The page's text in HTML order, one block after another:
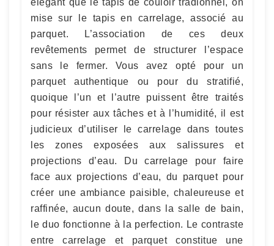
élégant que le tapis de couloir tradionnel, on
mise sur le tapis en carrelage, associé au
parquet. L’association de ces deux
revêtements permet de structurer l’espace
sans le fermer. Vous avez opté pour un
parquet authentique ou pour du stratifié,
quoique l’un et l’autre puissent être traités
pour résister aux tâches et à l’humidité, il est
judicieux d’utiliser le carrelage dans toutes
les zones exposées aux salissures et
projections d’eau. Du carrelage pour faire
face aux projections d’eau, du parquet pour
créer une ambiance paisible, chaleureuse et
raffinée, aucun doute, dans la salle de bain,
le duo fonctionne à la perfection. Le contraste
entre carrelage et parquet constitue une